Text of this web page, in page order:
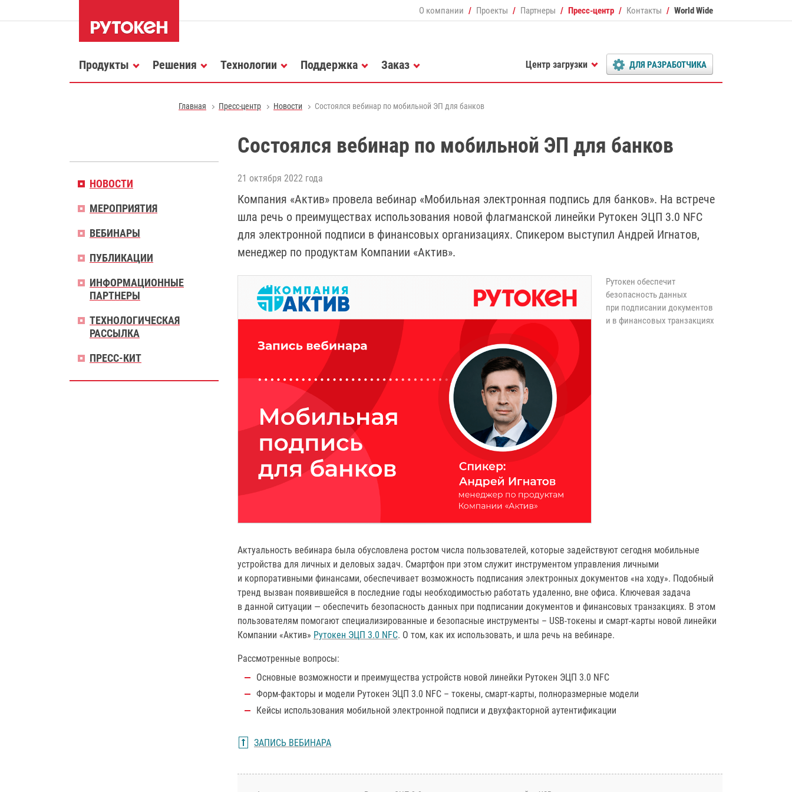
О компании Проекты Партнеры Пресс-центр Контакты World Wide
Продукты Решения Технологии Поддержка Заказ Центр загрузки ДЛЯ РАЗРАБОТЧИКА
Главная Пресс-центр Новости Состоялся вебинар по мобильной ЭП для банков
Состоялся вебинар по мобильной ЭП для банков
21 октября 2022 года
Компания «Актив» провела вебинар «Мобильная электронная подпись для банков». На встрече
шла речь о преимуществах использования новой флагманской линейки Рутокен ЭЦП 3.0 NFC
для электронной подписи в финансовых организациях. Спикером выступил Андрей Игнатов,
менеджер по продуктам Компании «Актив».
Рутокен обеспечит
безопасность данных
при подписании документов
и в финансовых транзакциях
Актуальность вебинара была обусловлена ростом числа пользователей, которые задействуют сегодня мобильные
устройства для личных и деловых задач. Смартфон при этом служит инструментом управления личными
и корпоративными финансами, обеспечивает возможность подписания электронных документов «на ходу». Подобный
тренд вызван появившейся в последние годы необходимостью работать удаленно, вне офиса. Ключевая задача
в данной ситуации — обеспечить безопасность данных при подписании документов и финансовых транзакциях. В этом
пользователям помогают специализированные и безопасные инструменты – USB-токены и смарт-карты новой линейки
Компании «Актив» Рутокен ЭЦП 3.0 NFC. О том, как их использовать, и шла речь на вебинаре.
Рассмотренные вопросы:
Основные возможности и преимущества устройств новой линейки Рутокен ЭЦП 3.0 NFC
Форм-факторы и модели Рутокен ЭЦП 3.0 NFC – токены, смарт-карты, полноразмерные модели
Кейсы использования мобильной электронной подписи и двухфакторной аутентификации
ЗАПИСЬ ВЕБИНАРА
НОВОСТИ
МЕРОПРИЯТИЯ
ВЕБИНАРЫ
ПУБЛИКАЦИИ
ИНФОРМАЦИОННЫЕ
ПАРТНЕРЫ
ТЕХНОЛОГИЧЕСКАЯ
РАССЫЛКА
ПРЕСС-КИТ